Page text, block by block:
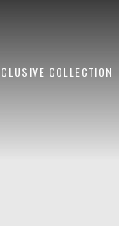
COLLECTION